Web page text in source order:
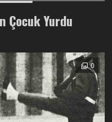
Çocuk Yurdu
0